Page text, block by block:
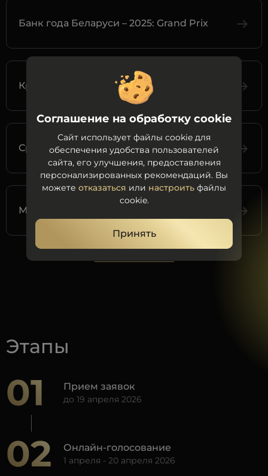
Соглашение на обработку cookie
Сайт использует файлы cookie для
обеспечения удобства пользователей
сайта, его улучшения, предоставления
персонализированных рекомендаций. Вы
можете отказаться или настроить файлы
cookie.
Принять
Банк года Беларуси – 2025: Grand Prix
Крупный банк
Средний банк
Малый банк
Кредитование корпоративного бизнеса
Лидер розничного кредитования
Этапы
01 Прием заявок
до 19 апреля 2026
02 Онлайн-голосование
1 апреля - 20 апреля 2026